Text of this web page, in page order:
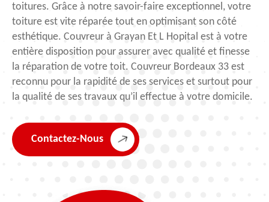
toitures. Grâce à notre savoir-faire exceptionnel, votre
toiture est vite réparée tout en optimisant son côté
esthétique. Couvreur à Grayan Et L Hopital est à votre
entière disposition pour assurer avec qualité et finesse
la réparation de votre toit. Couvreur Bordeaux 33 est
reconnu pour la rapidité de ses services et surtout pour
la qualité de ses travaux qu’il effectue à votre domicile.
Contactez-Nous